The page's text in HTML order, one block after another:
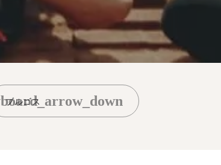
ブルゴス